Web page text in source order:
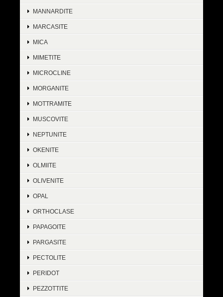
MANNARDITE
MARCASITE
MICA
MIMETITE
MICROCLINE
MORGANITE
MOTTRAMITE
MUSCOVITE
NEPTUNITE
OKENITE
OLMIITE
OLIVENITE
OPAL
ORTHOCLASE
PAPAGOITE
PARGASITE
PECTOLITE
PERIDOT
PEZZOTTITE